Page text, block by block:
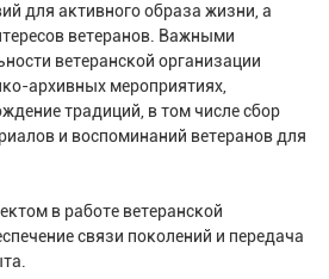
для активного образа жизни, а
ветеранов. Важными
ветеранской организации
архивных мероприятиях,
традиций, в том числе сбор
и воспоминаний ветеранов для
в работе ветеранской
связи поколений и передача